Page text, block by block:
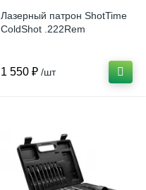
Лазерный патрон ShotTime
ColdShot .222Rem
1 550 ₽ /шт